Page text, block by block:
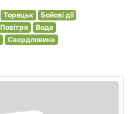
Торецьк
Бойові дії
Повітря
Вода
Свердловина